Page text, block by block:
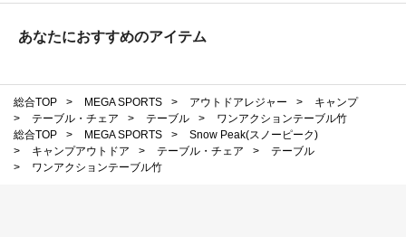
あなたにおすすめのアイテム
総合TOP > MEGA SPORTS > アウトドアレジャー >
キャンプ
>
テーブル・チェア > テーブル >
ワンアクションテーブル竹
総合TOP
> MEGA SPORTS >
Snow Peak(スノーピーク)
>
キャンプアウトドア > テーブル・チェア >
テーブル
>
ワンアクションテーブル竹